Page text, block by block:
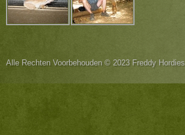
Alle Rechten Voorbehouden © 2023 Freddy Hordies